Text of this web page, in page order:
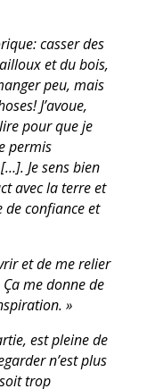
casser des
et du bois,
peu, mais
J’avoue,
pour que je
permis
Je sens bien
avec la terre et
de confiance et
et de me relier
me donne de
»
est pleine de
n’est plus
trop